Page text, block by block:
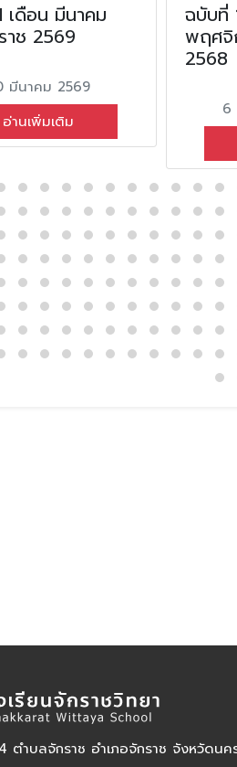
เดือน มีนาคม
ช 2569
มีนาคม 2569
อ่านเพิ่มเติม
ฉบับที่
พฤศจิ
2568
6
ตำบลจักราช อำเภอจักราช จังหวัดน